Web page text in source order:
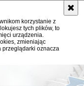
korzystanie z
tych plików, to
urządzenia.
zmieniając
przeglądarki oznacza